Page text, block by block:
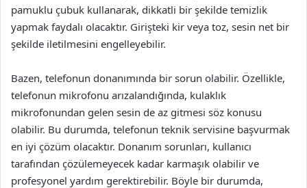
pamuklu çubuk kullanarak, dikkatli bir şekilde temizlik
yapmak faydalı olacaktır. Girişteki kir veya toz, sesin net bir
şekilde iletilmesini engelleyebilir.
Bazen, telefonun donanımında bir sorun olabilir. Özellikle,
telefonun mikrofonu arızalandığında, kulaklık
mikrofonundan gelen sesin de az gitmesi söz konusu
olabilir. Bu durumda, telefonun teknik servisine başvurmak
en iyi çözüm olacaktır. Donanım sorunları, kullanıcı
tarafından çözülemeyecek kadar karmaşık olabilir ve
profesyonel yardım gerektirebilir. Böyle bir durumda,